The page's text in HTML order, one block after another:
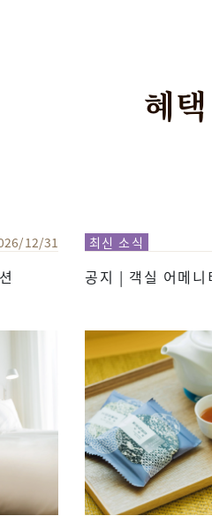
혜택
/12/31 최신 소식
공지 | 객실 어메니